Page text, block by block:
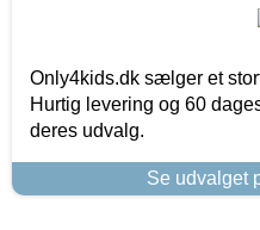
Only4kids.dk sælger et
Hurtig levering og 60
deres udvalg.
Se udvalget